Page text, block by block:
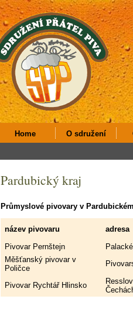
Home O sdružení
Pardubický kraj
Průmyslové pivovary v
název pivovaru adresa
Pivovar Pernštejn
Měšťanský pivovar v
Poličce
Pivovar Rychtář Hlinsko